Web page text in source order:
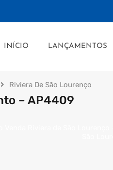
INÍCIO
INÍCIO LANÇAMENTOS
Riviera De São Lourenço
– AP4409